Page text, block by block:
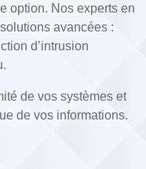
option. Nos experts en
avancées :
d’intrusion
de vos systèmes et
de vos informations.